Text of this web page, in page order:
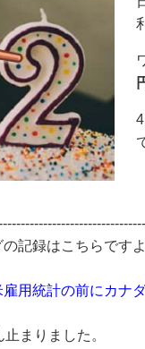
記録はこちらですよ
用統計の前にカナ
まりました。